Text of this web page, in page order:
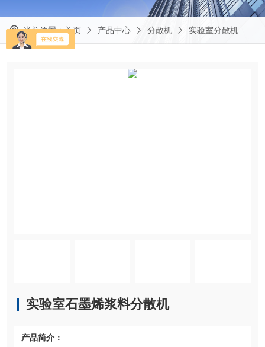
当前位置：首页 产品中心 分散机 实验室分散机
实验室石墨烯浆料分散机
产品简介：